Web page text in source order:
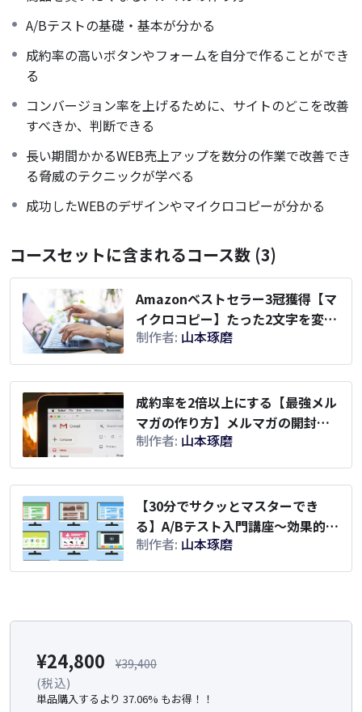
A/Bテストの基礎・基本が分かる
成約率の高いボタンやフォームを自分で作ることができ
る
コンバージョン率を上げるために、サイトのどこを改善
すべきか、判断できる
長い期間かかるWEB売上アップを数分の作業で改善でき
る脅威のテクニックが学べる
成功したWEBのデザインやマイクロコピーが分かる
コースセットに含まれるコース数 (3)
Amazonベストセラー3冠獲得【マ
イクロコピー】たった2文字を変え
るだけで売上を1.5倍にする魔法の
WEBライティング
制作者: 山本琢磨
成約率を2倍以上にする【最強メル
マガの作り方】メルマガの開封
率、クリック率を上げる具体的な
方法
制作者: 山本琢磨
【30分でサクッとマスターでき
る】A/Bテスト入門講座～効果的な
A/Bテストの実践法でサイトのコン
バージョン率・売上の大幅アップ
制作者: 山本琢磨
¥24,800 ¥39,400
(税込)
単品購入するより 37.06% もお得！！